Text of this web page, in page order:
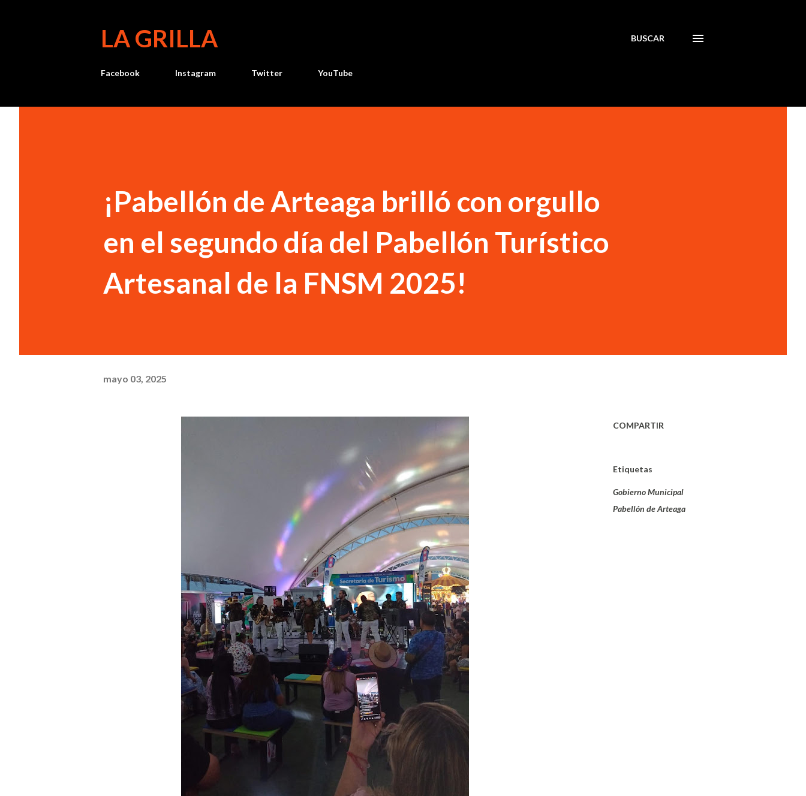
LA GRILLA BUSCAR
Facebook Instagram Twitter YouTube
¡Pabellón de Arteaga brilló con orgullo
en el segundo día del Pabellón Turístico
Artesanal de la FNSM 2025!
mayo 03, 2025
COMPARTIR
Etiquetas
Gobierno Municipal
Pabellón de Arteaga